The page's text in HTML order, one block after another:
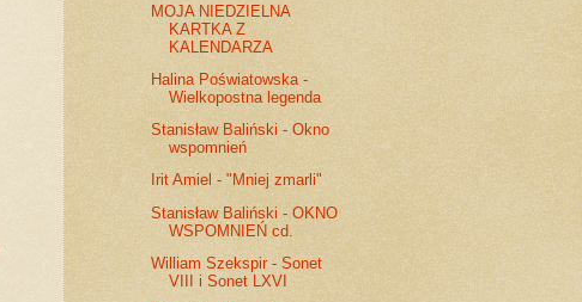
MOJA NIEDZIELNA
KARTKA Z
KALENDARZA
Halina Poświatowska -
Wielkopostna legenda
Stanisław Baliński - Okno
wspomnień
Irit Amiel - "Mniej zmarli"
Stanisław Baliński - OKNO
WSPOMNIEŃ cd.
William Szekspir - Sonet
VIII i Sonet LXVI